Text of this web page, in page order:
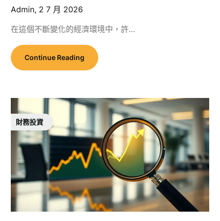
Admin, 2 7 月 2026
在這個不斷變化的經濟環境中，許…
Continue Reading
財務投資